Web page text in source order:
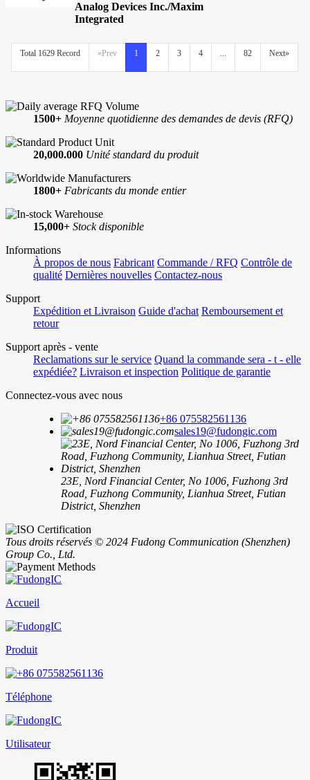
Analog Devices Inc./Maxim
Integrated
Total 1629 Record «Prev 1 2 3 4 ... 82 Next»
1500+ Moyenne quotidienne des demandes de devis (RFQ)
20,000.000 Unité standard du produit
1800+ Fabricants du monde entier
15,000+ Stock disponible
Informations
À propos de nous Fabricant Commande / RFQ Contrôle de
qualité Dernières nouvelles Contactez-nous
Support
Expédition et Livraison Guide d'achat Remboursement et
retour
Support après - vente
Reclamations sur le service Quand la commande sera - t - elle
expédiée? Livraison et inspection Politique de garantie
Connectez-vous avec nous
+86 075582561136
sales19@fudongic.com
23E, Nord Financial Center, No 1006, Fuzhong 3rd
Road, Fuzhong Community, Lianhua Street, Futian
District, Shenzhen
Tous droits réservés © 2024 Fudong Communication (Shenzhen)
Group Co., Ltd.
Accueil
Produit
Téléphone
Utilisateur